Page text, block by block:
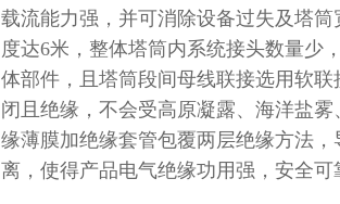
载流能力强，并可消除设备过失及塔
度达6米，整体塔筒内系统接头数量少
体部件，且塔筒段间母线联接选用软
闭且绝缘，不会受高原凝露、海洋盐
缘薄膜加绝缘套管包覆两层绝缘方法
离，使得产品电气绝缘功用强，安全可